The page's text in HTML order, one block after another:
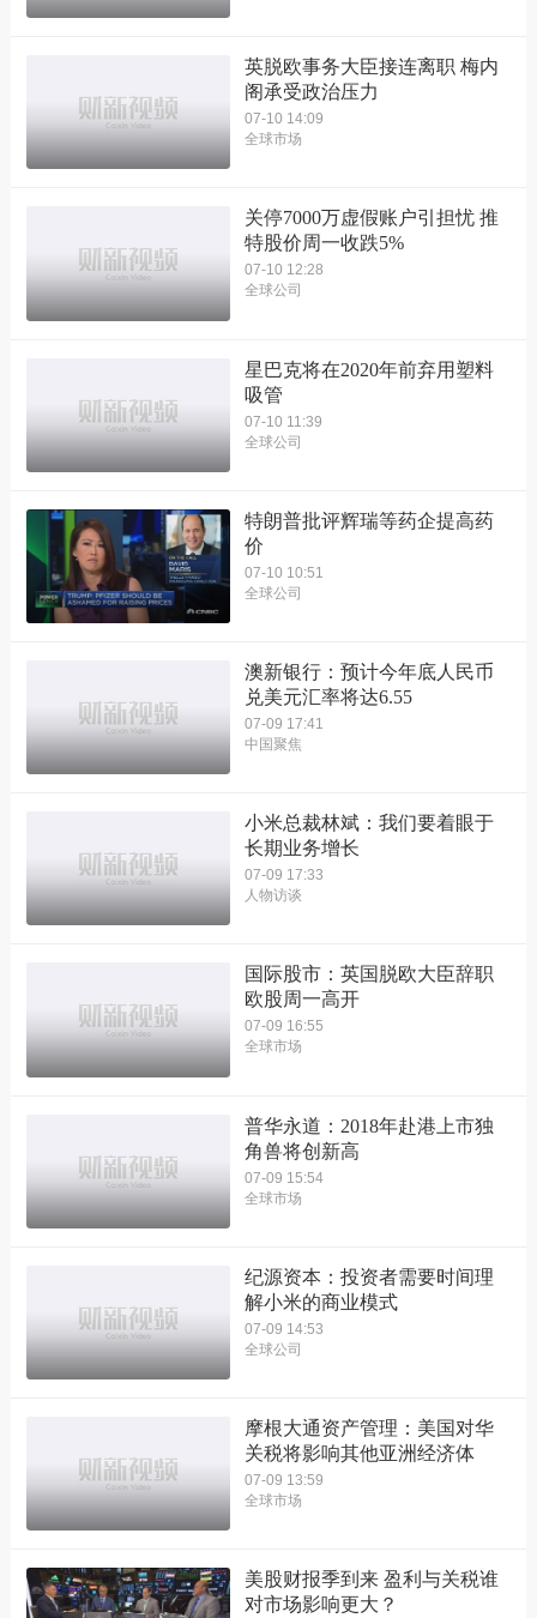
英脱欧事务大臣接连离职 梅内
阁承受政治压力
07-10 14:09
全球市场
关停7000万虚假账户引担忧 推
特股价周一收跌5%
07-10 12:28
全球公司
星巴克将在2020年前弃用塑料
吸管
07-10 11:39
全球公司
特朗普批评辉瑞等药企提高药
价
07-10 10:51
全球公司
澳新银行：预计今年底人民币
兑美元汇率将达6.55
07-09 17:41
中国聚焦
小米总裁林斌：我们要着眼于
长期业务增长
07-09 17:33
人物访谈
国际股市：英国脱欧大臣辞职
欧股周一高开
07-09 16:55
全球市场
普华永道：2018年赴港上市独
角兽将创新高
07-09 15:54
全球市场
纪源资本：投资者需要时间理
解小米的商业模式
07-09 14:53
全球公司
摩根大通资产管理：美国对华
关税将影响其他亚洲经济体
07-09 13:59
全球市场
美股财报季到来 盈利与关税谁
对市场影响更大？